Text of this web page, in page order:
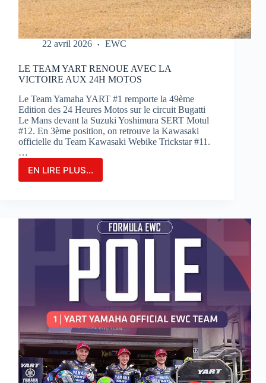
22 avril 2026 EWC
LE TEAM YART RENOUE AVEC LA
VICTOIRE AUX 24H MOTOS
Le Team Yamaha YART #1 remporte la 49ème
Edition des 24 Heures Motos sur le circuit Bugatti
Le Mans devant la Suzuki Yoshimura SERT Motul
#12. En 3ème position, on retrouve la Kawasaki
officielle du Team Kawasaki Webike Trickstar #11.
…
EN LIRE PLUS...
LE
AVEC
VICTOIRE
MOTOS